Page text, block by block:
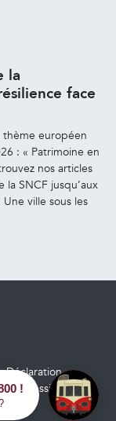
la
face
thème européen
: « Patrimoine en
nos articles
SNCF jusqu’aux
ville sous les
Déclaration
d’accessibilité